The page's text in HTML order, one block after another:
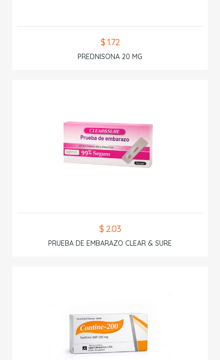
$ 1.72
PREDNISONA 20 MG
$ 2.03
PRUEBA DE EMBARAZO CLEAR & SURE